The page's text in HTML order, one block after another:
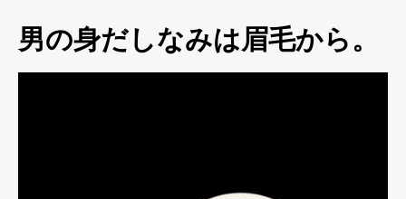
男の身だしなみは眉毛から。